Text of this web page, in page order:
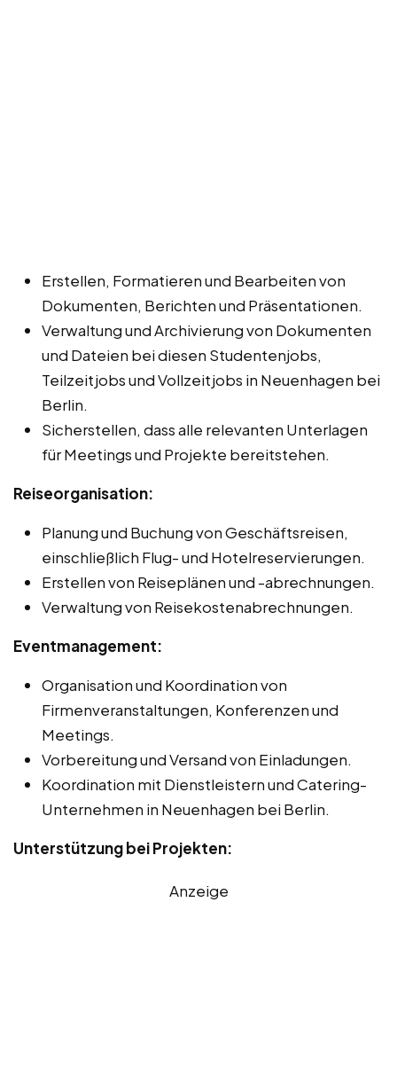
Erstellen, Formatieren und Bearbeiten von
Dokumenten, Berichten und Präsentationen.
Verwaltung und Archivierung von Dokumenten
und Dateien bei diesen Studentenjobs,
Teilzeitjobs und Vollzeitjobs in Neuenhagen bei
Berlin.
Sicherstellen, dass alle relevanten Unterlagen
für Meetings und Projekte bereitstehen.
Reiseorganisation:
Planung und Buchung von Geschäftsreisen,
einschließlich Flug- und Hotelreservierungen.
Erstellen von Reiseplänen und -abrechnungen.
Verwaltung von Reisekostenabrechnungen.
Eventmanagement:
Organisation und Koordination von
Firmenveranstaltungen, Konferenzen und
Meetings.
Vorbereitung und Versand von Einladungen.
Koordination mit Dienstleistern und Catering-
Unternehmen in Neuenhagen bei Berlin.
Unterstützung bei Projekten:
Anzeige